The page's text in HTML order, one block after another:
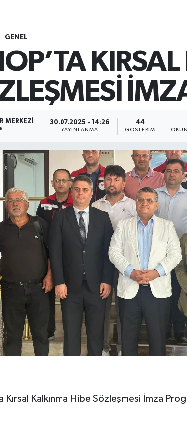
GENEL
MERKEZI 30.07.2025 - 14:26
YAYINLANMA
44
GÖSTERIM
Kırsal Kalkınma Hibe Sözleşmesi İmza